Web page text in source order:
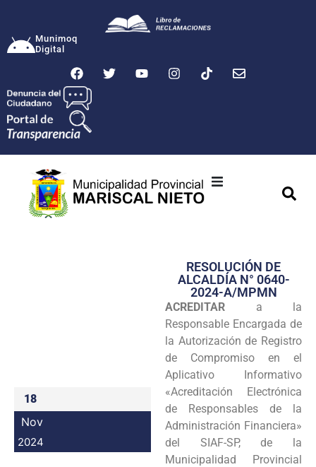
Munimoq
Digital
Transparencia
Seguridad
Programas
Intranet
18
Nov
2024
RESOLUCIÓN DE
ALCALDÍA N° 0640-
2024-A/MPMN
ACREDITAR a la
Responsable Encargada de
la Autorización de Registro
de Compromiso en el
Aplicativo Informativo
«Acreditación Electrónica
de Responsables de la
Administración Financiera»
del SIAF-SP, de la
Municipalidad Provincial